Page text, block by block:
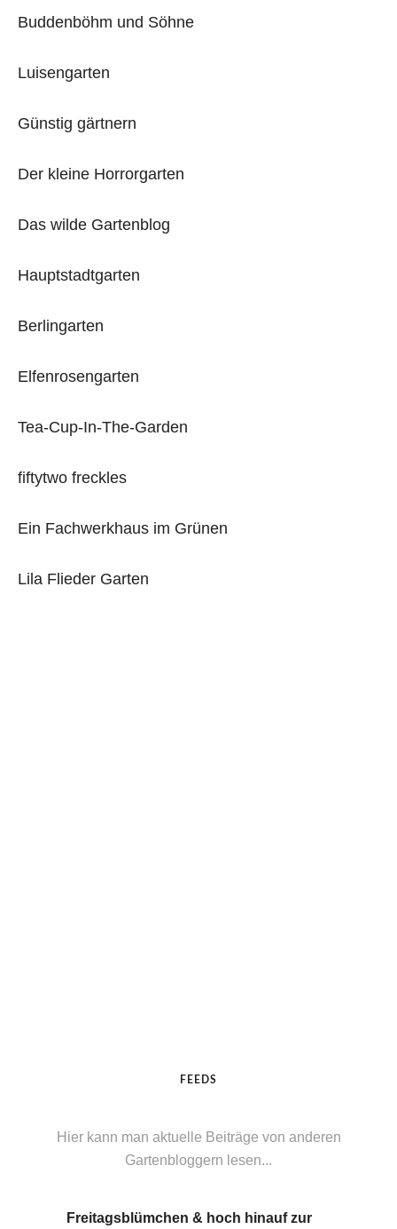
Buddenböhm und Söhne
Luisengarten
Günstig gärtnern
Der kleine Horrorgarten
Das wilde Gartenblog
Hauptstadtgarten
Berlingarten
Elfenrosengarten
Tea-Cup-In-The-Garden
fiftytwo freckles
Ein Fachwerkhaus im Grünen
Lila Flieder Garten
FEEDS
Hier kann man aktuelle Beiträge von anderen
Gartenbloggern lesen...
Freitagsblümchen & hoch hinauf zur